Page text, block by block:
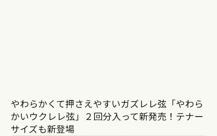
やわらかくて押さえやすいガズレレ弦「やわら
かいウクレレ弦」２回分入って新発売！テナー
サイズも新登場